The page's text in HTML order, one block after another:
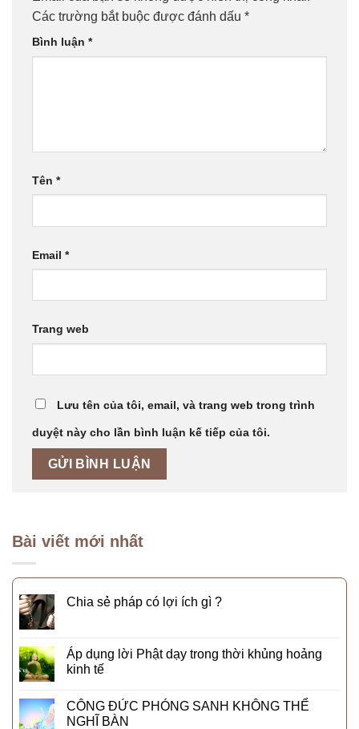
Các trường bắt buộc được đánh dấu *
Bình luận *
Tên *
Email *
Trang web
Lưu tên của tôi, email, và trang web trong trình
duyệt này cho lần bình luận kế tiếp của tôi.
Bài viết mới nhất
Chia sẻ pháp có lợi ích gì ?
Áp dụng lời Phật dạy trong thời khủng hoảng
kinh tế
CÔNG ĐỨC PHÓNG SANH KHÔNG THỂ
NGHĨ BÀN